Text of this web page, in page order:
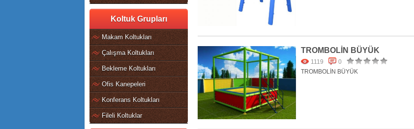
Koltuk Grupları
Makam Koltukları
Çalışma Koltukları
Bekleme Koltukları
Ofis Kanepeleri
Konferans Koltukları
Fileli Koltuklar
TROMBOLİN BÜYÜK
1119
0
TROMBOLİN BÜYÜK